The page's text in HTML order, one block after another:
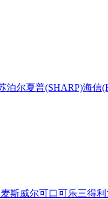
泊尔夏普(SHARP)海信
麦斯威尔可口可乐三得利